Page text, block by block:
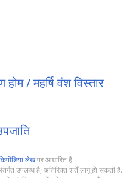
/ महर्षि वंश विस्तार
लेखपर आधारित है
उपलब्ध है; अतिरिक्त शर्तें लागू हो सकती हैं.